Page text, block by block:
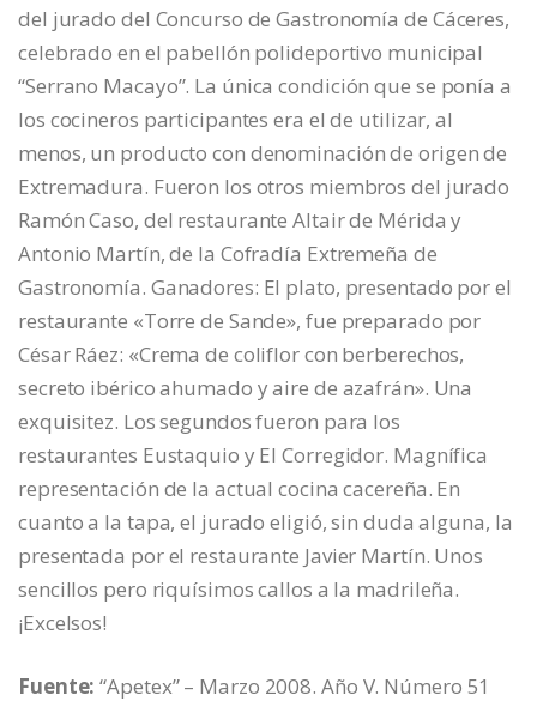
del jurado del Concurso de Gastronomía de Cáceres,
celebrado en el pabellón polideportivo municipal
“Serrano Macayo”. La única condición que se ponía a
los cocineros participantes era el de utilizar, al
menos, un producto con denominación de origen de
Extremadura. Fueron los otros miembros del jurado
Ramón Caso, del restaurante Altair de Mérida y
Antonio Martín, de la Cofradía Extremeña de
Gastronomía. Ganadores: El plato, presentado por el
restaurante «Torre de Sande», fue preparado por
César Ráez: «Crema de coliflor con berberechos,
secreto ibérico ahumado y aire de azafrán». Una
exquisitez. Los segundos fueron para los
restaurantes Eustaquio y El Corregidor. Magnífica
representación de la actual cocina cacereña. En
cuanto a la tapa, el jurado eligió, sin duda alguna, la
presentada por el restaurante Javier Martín. Unos
sencillos pero riquísimos callos a la madrileña.
¡Excelsos!
Fuente: “Apetex” – Marzo 2008. Año V. Número 51